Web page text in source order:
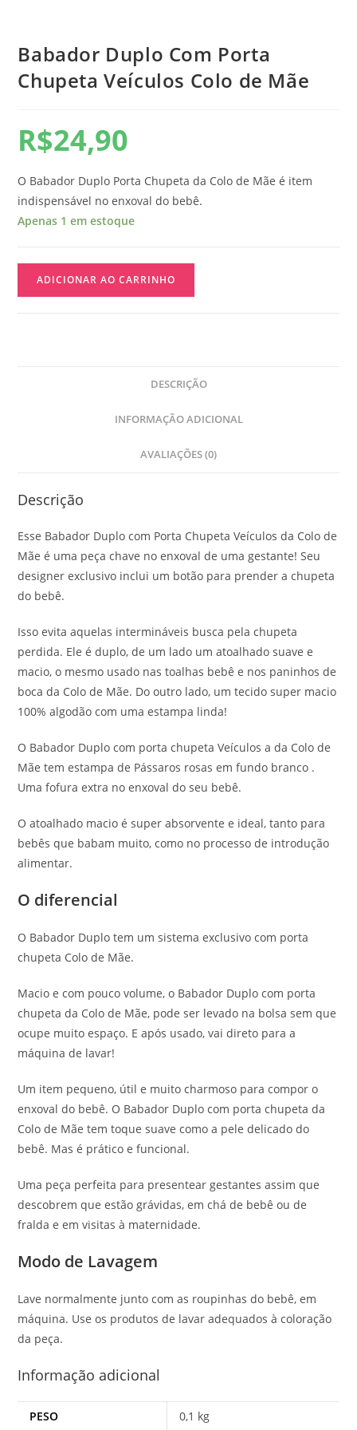
Babador Duplo Com Porta
Chupeta Veículos Colo de Mãe
R$24,90
O Babador Duplo Porta Chupeta da Colo de Mãe é item
indispensável no enxoval do bebê.
Apenas 1 em estoque
ADICIONAR AO CARRINHO
DESCRIÇÃO
INFORMAÇÃO ADICIONAL
AVALIAÇÕES (0)
Descrição
Esse Babador Duplo com Porta Chupeta Veículos da Colo de
Mãe é uma peça chave no enxoval de uma gestante! Seu
designer exclusivo inclui um botão para prender a chupeta
do bebê.
Isso evita aquelas intermináveis busca pela chupeta
perdida. Ele é duplo, de um lado um atoalhado suave e
macio, o mesmo usado nas toalhas bebê e nos paninhos de
boca da Colo de Mãe. Do outro lado, um tecido super macio
100% algodão com uma estampa linda!
O Babador Duplo com porta chupeta Veículos a da Colo de
Mãe tem estampa de Pássaros rosas em fundo branco .
Uma fofura extra no enxoval do seu bebê.
O atoalhado macio é super absorvente e ideal, tanto para
bebês que babam muito, como no processo de introdução
alimentar.
O diferencial
O Babador Duplo tem um sistema exclusivo com porta
chupeta Colo de Mãe.
Macio e com pouco volume, o Babador Duplo com porta
chupeta da Colo de Mãe, pode ser levado na bolsa sem que
ocupe muito espaço. E após usado, vai direto para a
máquina de lavar!
Um item pequeno, útil e muito charmoso para compor o
enxoval do bebê. O Babador Duplo com porta chupeta da
Colo de Mãe tem toque suave como a pele delicado do
bebê. Mas é prático e funcional.
Uma peça perfeita para presentear gestantes assim que
descobrem que estão grávidas, em chá de bebê ou de
fralda e em visitas à maternidade.
Modo de Lavagem
Lave normalmente junto com as roupinhas do bebê, em
máquina. Use os produtos de lavar adequados à coloração
da peça.
Informação adicional
PESO 0,1 kg